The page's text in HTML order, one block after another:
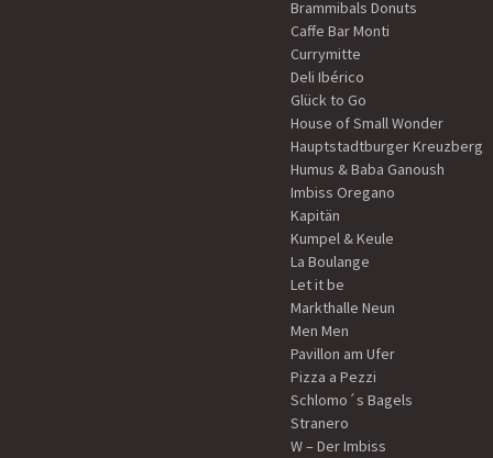
Brammibals Donuts
Caffe Bar Monti
Currymitte
Deli Ibérico
Glück to Go
House of Small Wonder
Hauptstadtburger Kreuzberg
Humus & Baba Ganoush
Imbiss Oregano
Kapitän
Kumpel & Keule
La Boulange
Let it be
Markthalle Neun
Men Men
Pavillon am Ufer
Pizza a Pezzi
Schlomo´s Bagels
Stranero
W – Der Imbiss